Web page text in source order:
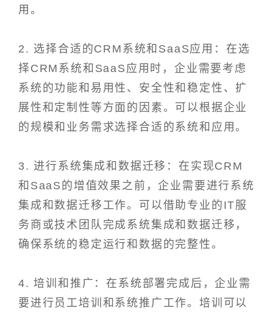
用。
2. 选择合适的CRM系统和SaaS应用：在选
择CRM系统和SaaS应用时，企业需要考虑
系统的功能和易用性、安全性和稳定性、扩
展性和定制性等方面的因素。可以根据企业
的规模和业务需求选择合适的系统和应用。
3. 进行系统集成和数据迁移：在实现CRM
和SaaS的增值效果之前，企业需要进行系统
集成和数据迁移工作。可以借助专业的IT服
务商或技术团队完成系统集成和数据迁移，
确保系统的稳定运行和数据的完整性。
4. 培训和推广：在系统部署完成后，企业需
要进行员工培训和系统推广工作。培训可以